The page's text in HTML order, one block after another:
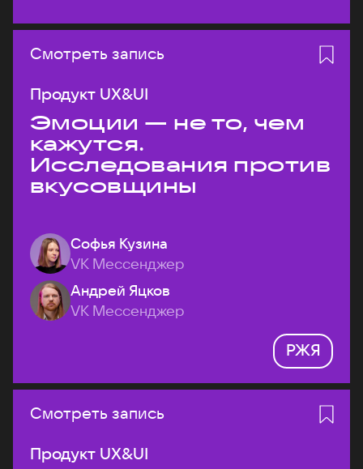
Смотреть запись
Продукт UX&UI
Эмоции — не то, чем
кажутся.
Исследования против
вкусовщины
Софья Кузина
VK Мессенджер
Андрей Яцков
VK Мессенджер
РЖЯ
Смотреть запись
Продукт UX&UI